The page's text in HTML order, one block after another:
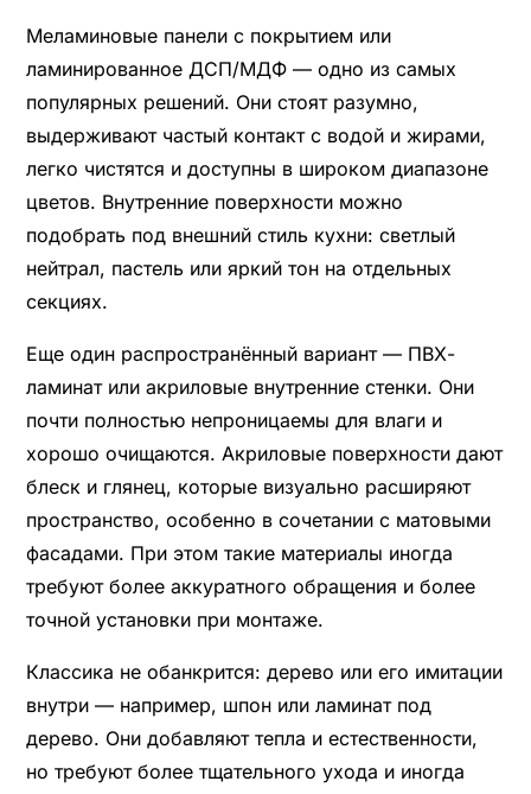
Меламиновые панели с покрытием или
ламинированное ДСП/МДФ — одно из самых
популярных решений. Они стоят разумно,
выдерживают частый контакт с водой и жирами,
легко чистятся и доступны в широком диапазоне
цветов. Внутренние поверхности можно
подобрать под внешний стиль кухни: светлый
нейтрал, пастель или яркий тон на отдельных
секциях.
Еще один распространённый вариант — ПВХ-
ламинат или акриловые внутренние стенки. Они
почти полностью непроницаемы для влаги и
хорошо очищаются. Акриловые поверхности дают
блеск и глянец, которые визуально расширяют
пространство, особенно в сочетании с матовыми
фасадами. При этом такие материалы иногда
требуют более аккуратного обращения и более
точной установки при монтаже.
Классика не обанкрится: дерево или его имитации
внутри — например, шпон или ламинат под
дерево. Они добавляют тепла и естественности,
но требуют более тщательного ухода и иногда